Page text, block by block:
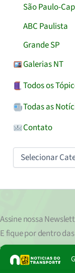
São Paulo-
ABC Paulista
Grande SP
Galerias NT
Todos os
Todas as
Contato
Assine nossa
E fique por dentro
Seu endereço de e-mail
clicando aqui.